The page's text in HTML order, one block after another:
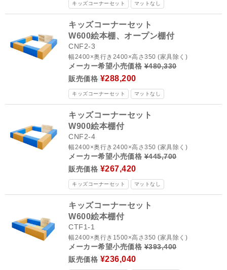
キッズコーナーセット マットなし
キッズコーナーセット
W600絵本棚、オープン棚付
CNF2-3
幅2400×奥行き2400×高さ350 (家具除く)
メーカー希望小売価格¥480,330
販売価格 ¥288,200
キッズコーナーセット マットなし
キッズコーナーセット
W900絵本棚付
CNF2-4
幅2400×奥行き2400×高さ350 (家具除く)
メーカー希望小売価格¥445,700
販売価格 ¥267,420
キッズコーナーセット マットなし
キッズコーナーセット
W600絵本棚付
CTF1-1
幅2400×奥行き1500×高さ350 (家具除く)
メーカー希望小売価格¥393,400
販売価格 ¥236,040